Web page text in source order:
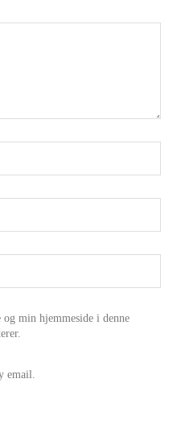
min hjemmeside i denne
email.